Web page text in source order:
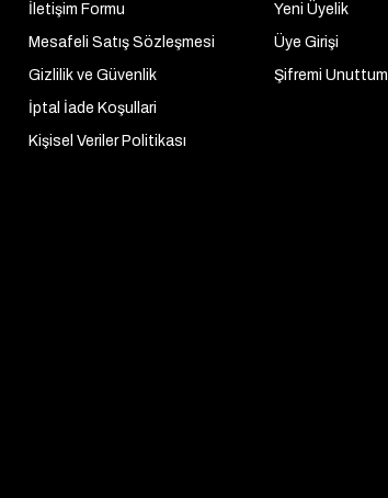
İletişim Formu
Mesafeli Satış Sözleşmesi
Gizlilik ve Güvenlik
İptal İade Koşullari
Kişisel Veriler Politikası
Yeni Üyelik
Üye Girişi
Şifremi Unuttum